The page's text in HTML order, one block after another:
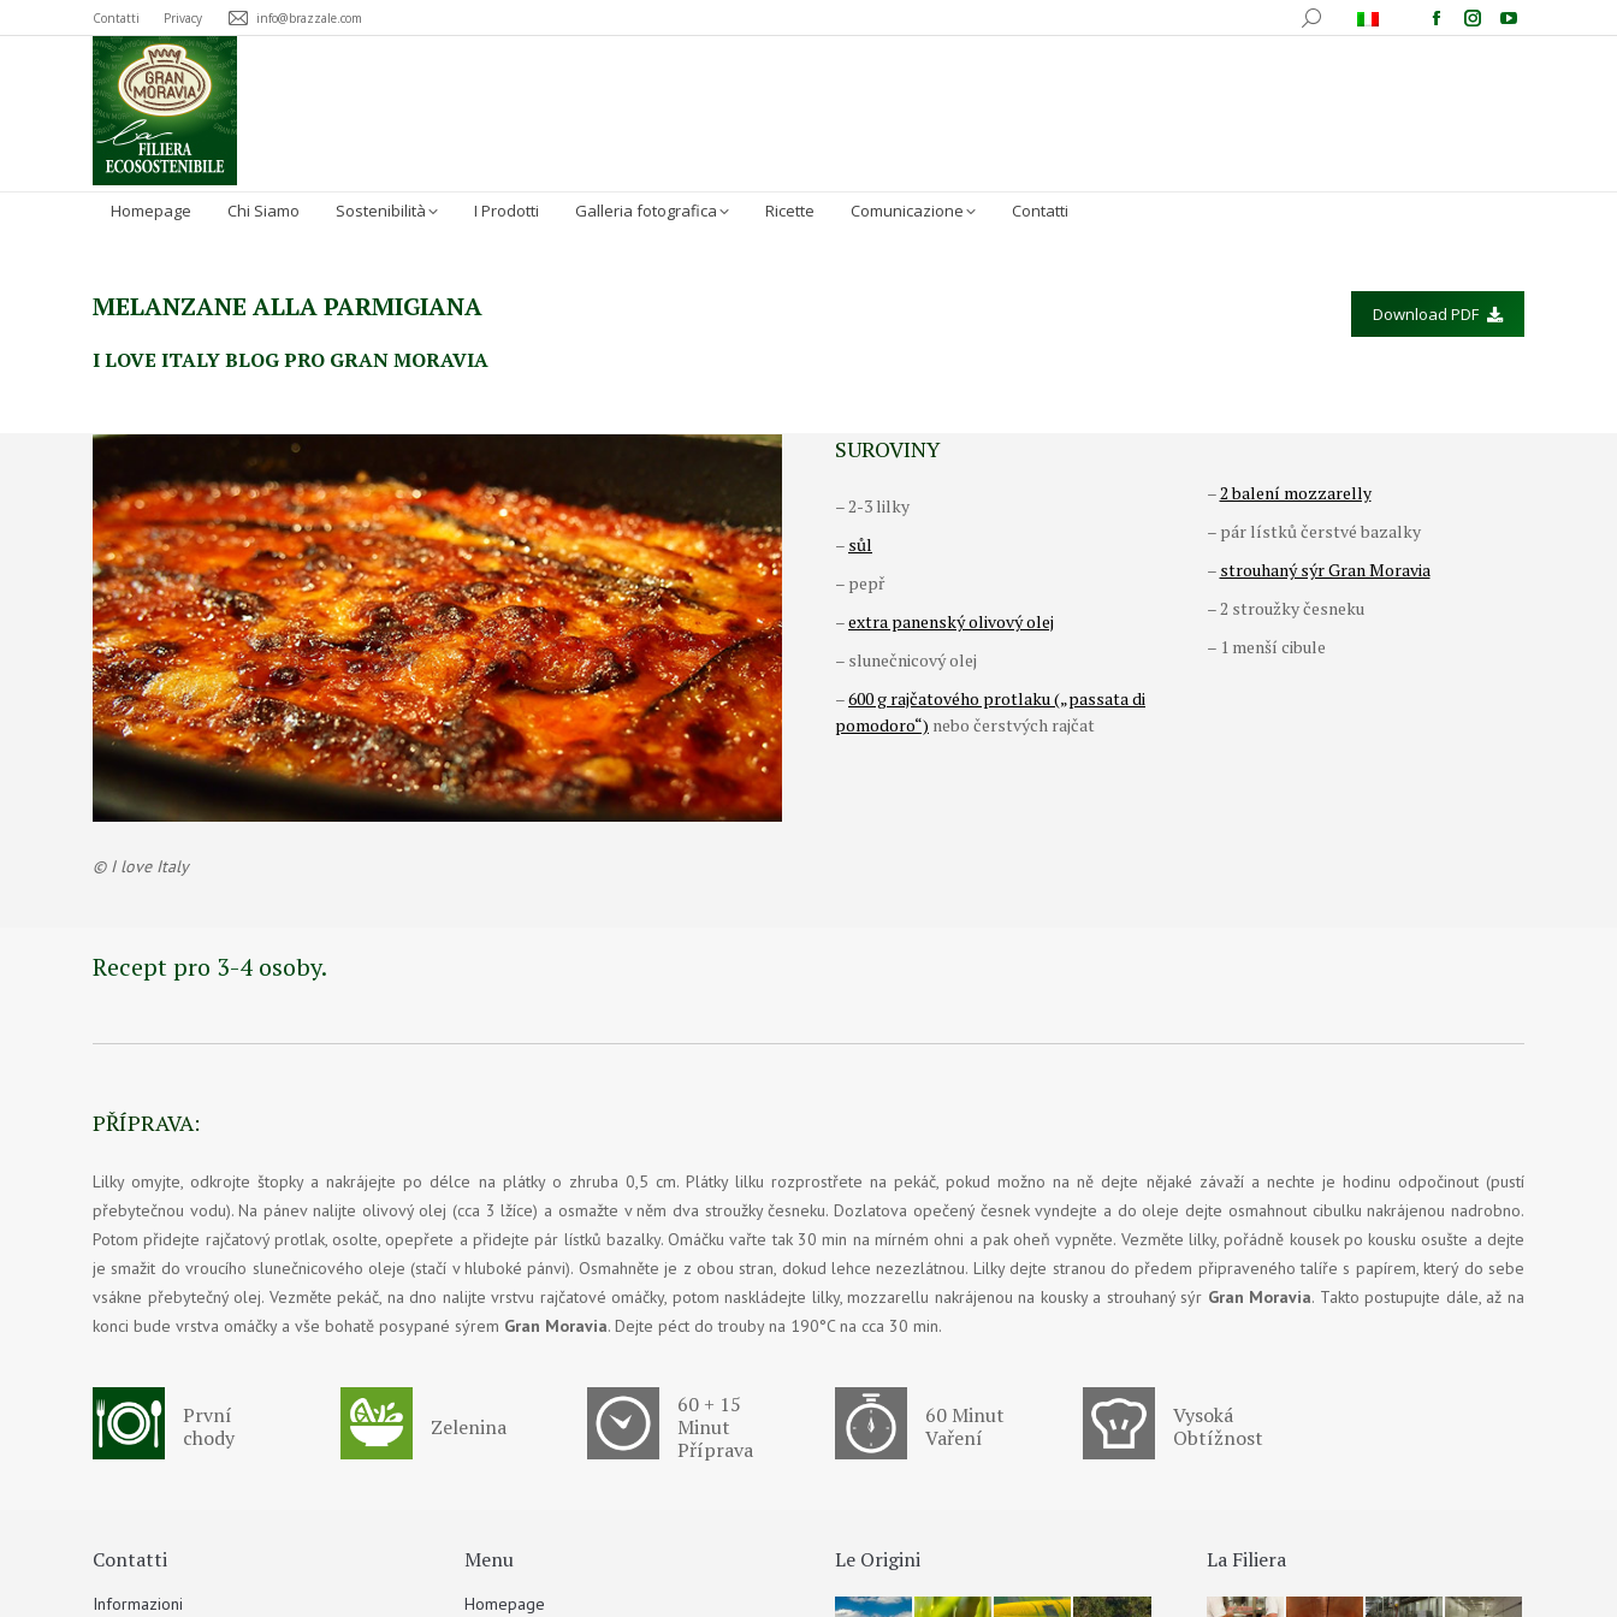
Contatti Privacy info@brazzale.com
Homepage Chi Siamo Sostenibilità I Prodotti Galleria fotografica Ricette Comunicazione Contatti
MELANZANE ALLA PARMIGIANA
I LOVE ITALY BLOG PRO GRAN MORAVIA
Download PDF
© I love Italy
SUROVINY
– 2-3 lilky
– sůl
– pepř
–extra panenský olivový olej
– slunečnicový olej
–600 g rajčatového protlaku („passata di
pomodoro“) nebo čerstvých rajčat
–2 balení mozzarelly
– pár lístků čerstvé bazalky
– strouhaný sýr Gran Moravia
– 2 stroužky česneku
– 1 menší cibule
Recept pro 3-4 osoby.
PŘÍPRAVA:
Lilky omyjte, odkrojte štopky a nakrájejte po délce na plátky o zhruba 0,5 cm. Plátky lilku rozprostřete na pekáč, pokud možno na ně dejte nějaké závaží a nechte je hodinu odpočinout (pustí
přebytečnou vodu). Na pánev nalijte olivový olej (cca 3 lžíce) a osmažte v něm dva stroužky česneku. Dozlatova opečený česnek vyndejte a do oleje dejte osmahnout cibulku nakrájenou nadrobno.
Potom přidejte rajčatový protlak, osolte, opepřete a přidejte pár lístků bazalky. Omáčku vařte tak 30 min na mírném ohni a pak oheň vypněte. Vezměte lilky, pořádně kousek po kousku osušte a dejte
je smažit do vroucího slunečnicového oleje (stačí v hluboké pánvi). Osmahněte je z obou stran, dokud lehce nezezlátnou. Lilky dejte stranou do předem připraveného talíře s papírem, který do sebe
vsákne přebytečný olej. Vezměte pekáč, na dno nalijte vrstvu rajčatové omáčky, potom naskládejte lilky, mozzarellu nakrájenou na kousky a strouhaný sýr Gran Moravia. Takto postupujte dále, až na
konci bude vrstva omáčky a vše bohatě posypané sýrem Gran Moravia. Dejte péct do trouby na 190°C na cca 30 min.
První
chody
Zelenina
60 + 15
Minut
Příprava
60 Minut
Vaření
Vysoká
Obtížnost
Contatti
Informazioni
Menu
Homepage
Le Origini La Filiera